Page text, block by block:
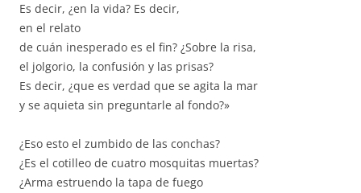
Es decir, ¿en la vida? Es decir,
en el relato
de cuán inesperado es el fin? ¿Sobre la risa,
el jolgorio, la confusión y las prisas?
Es decir, ¿que es verdad que se agita la mar
y se aquieta sin preguntarle al fondo?»
¿Eso esto el zumbido de las conchas?
¿Es el cotilleo de cuatro mosquitas muertas?
¿Arma estruendo la tapa de fuego